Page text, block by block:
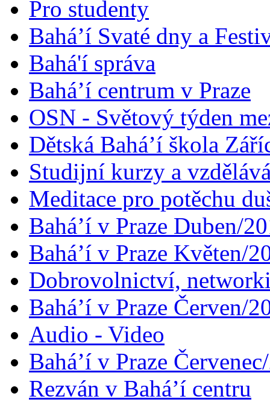
Pro studenty
Bahá’í Svaté dny a
Bahá'í správa
Bahá’í centrum v Praze
OSN - Světový týden
Dětská Bahá’í škola
Studijní kurzy a
Meditace pro potěchu
Bahá’í v Praze Duben/
Bahá’í v Praze Květen/
Dobrovolnictví,
Bahá’í v Praze Červen/
Audio - Video
Bahá’í v Praze
Rezván v Bahá’í centru